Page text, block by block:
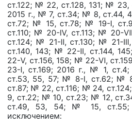
ст.122; № 22, ст.128, 131; № 23,
2015 г., № 7, ст.34; № 8, ст.44,
ст.72; № 15, ст.78; № 19-I,
ст.110; № 20-IV, ст.113; № 20-
ст.124; № 21-II, ст.130; № 21-
ст.140, 143; № 22-II, ст.144,
22-V, ст.156, 158; № 22-VI,
23-I, ст.169; 2016 г., № 1,
ст.53, 55, 57; № 8-I, ст.62; №
ст.87; № 22, ст.116; № 24,
9, ст.22; № 10, ст.23; № 12,
ст.49, 53, 54; № 15,
исключением: